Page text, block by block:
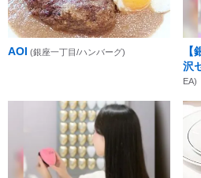
AOI (銀座一丁目/ハンバーグ)
沢
EA)